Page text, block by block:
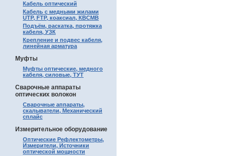
Кабель оптический
Кабель с медными жилами
UTP, FTP, коаксиал, КВСМВ
Подъём, раскатка, протяжка
кабеля, УЗК
Крепление и подвес кабеля,
линейная арматура
Муфты
Муфты оптические, медного
кабеля, силовые, ТУТ
Сварочные аппараты
оптических волокон
Сварочные аппараты,
скалыватели, Механический
сплайс
Измерительное оборудование
Оптические Рефлектометры,
Измерители, Источники
оптической мощности